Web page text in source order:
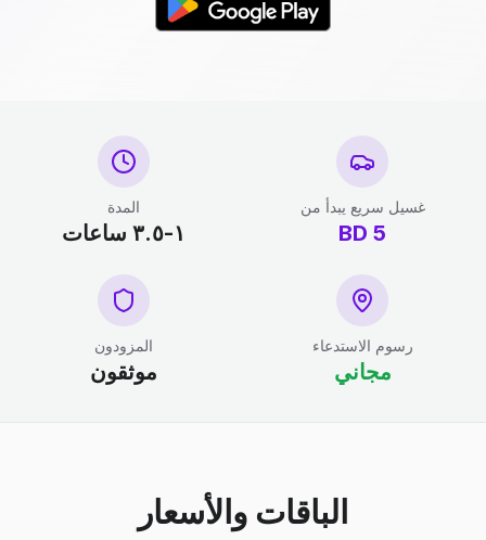
غسيل سريع يبدأ من
5
BD
المدة
١-٣.٥ ساعات
رسوم الاستدعاء
مجاني
المزودون
موثقون
الباقات والأسعار